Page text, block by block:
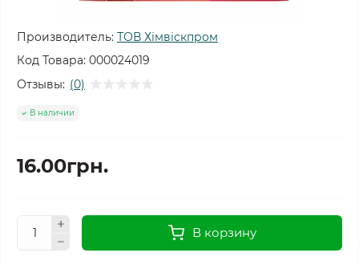
Производитель: ТОВ Хімвіскпром
Код Товара: 000024019
Отзывы: (0)
В наличии
16.00грн.
В корзину